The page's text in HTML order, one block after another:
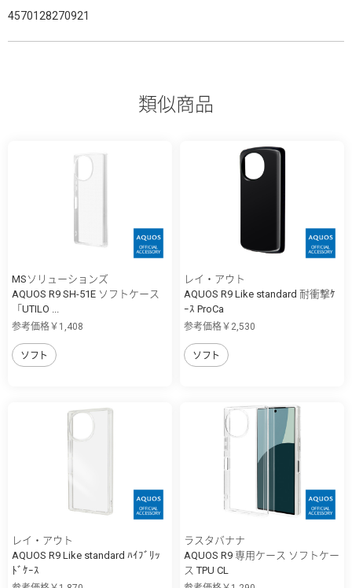
4570128270921
類似商品
MSソリューションズ
AQUOS R9 SH-51E ソフトケース
「UTILO ...
参考価格￥1,408
ソフト
レイ・アウト
AQUOS R9 Like standard 耐衝撃ｹ
ｰｽ ProCa
参考価格￥2,530
ソフト
レイ・アウト
AQUOS R9 Like standard ﾊｲﾌﾞﾘｯ
ﾄﾞｹｰｽ
ラスタバナナ
AQUOS R9 専用ケース ソフトケー
ス TPU CL